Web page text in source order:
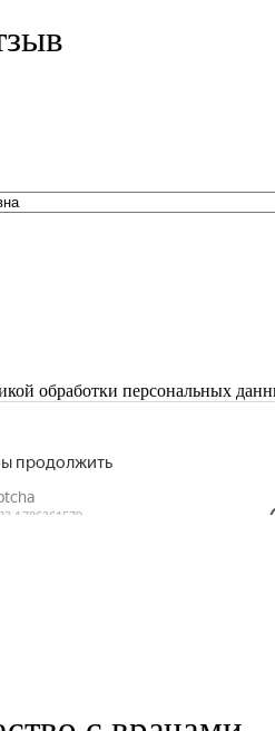
обработки персональных